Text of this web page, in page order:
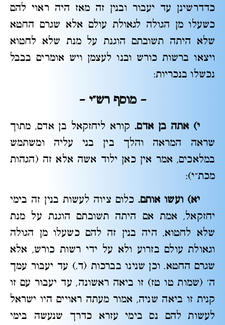
כדדרשינן עד יעבור ובנין זה מאז היה ראוי להם
כשעלו מן הגולה לגאולת עולם אלא שגרם החטא
שלא היתה תשובתם הוגנת על מנת שלא לחטוא
ויצאו ברשות כורש ובנו לעצמן ויש אומרים בבבל
נכשלו בנכריות:
– מוסף רש"י–
י)אתה בן אדם. קורא ליחזקאל בן אדם, מתוך
שראה המראה והלך בין בני עליה ומשתמש
במלאכים, אמר אין כאן ילוד אשה אלא זה (הגהות
מכת"י):
יא) ועשו אותם. כלום ציוה לעשות בנין זה בימי
יחזקאל, אמת אם היתה תשובתם הוגנת על מנת
שלא לחטוא, היה בנין זה להם כשעלו מן הגולה
וגאולת עולם בזרוע ולא על ידי רשות כורש, אלא
שגרם החטא. וכן שנינו בברכות (ד.) עד יעבור עמך
ה' (שמות טו טז) זו ביאה ראשונה, עד יעבור עם זו
קנית זו ביאה שניה, אמור מעתה ראויים היו ישראל
לעשות להם נס בימי עזרא כדרך שנעשה בימי